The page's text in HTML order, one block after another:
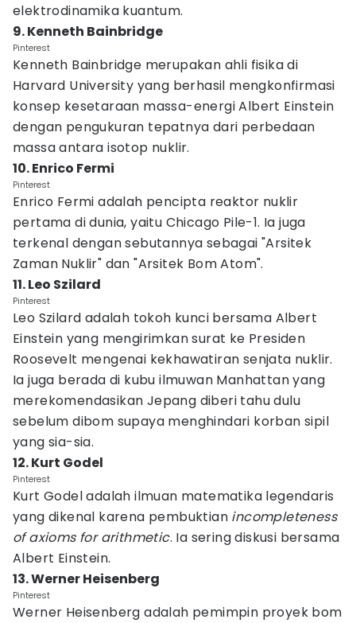
elektrodinamika kuantum.
9. Kenneth Bainbridge
Pinterest
Kenneth Bainbridge merupakan ahli fisika di
Harvard University yang berhasil mengkonfirmasi
konsep kesetaraan massa-energi Albert Einstein
dengan pengukuran tepatnya dari perbedaan
massa antara isotop nuklir.
10. Enrico Fermi
Pinterest
Enrico Fermi adalah pencipta reaktor nuklir
pertama di dunia, yaitu Chicago Pile-1. Ia juga
terkenal dengan sebutannya sebagai "Arsitek
Zaman Nuklir" dan "Arsitek Bom Atom".
11. Leo Szilard
Pinterest
Leo Szilard adalah tokoh kunci bersama Albert
Einstein yang mengirimkan surat ke Presiden
Roosevelt mengenai kekhawatiran senjata nuklir.
Ia juga berada di kubu ilmuwan Manhattan yang
merekomendasikan Jepang diberi tahu dulu
sebelum dibom supaya menghindari korban sipil
yang sia-sia.
12. Kurt Godel
Pinterest
Kurt Godel adalah ilmuan matematika legendaris
yang dikenal karena pembuktian incompleteness
of axioms for arithmetic. Ia sering diskusi bersama
Albert Einstein.
13. Werner Heisenberg
Pinterest
Werner Heisenberg adalah pemimpin proyek bom